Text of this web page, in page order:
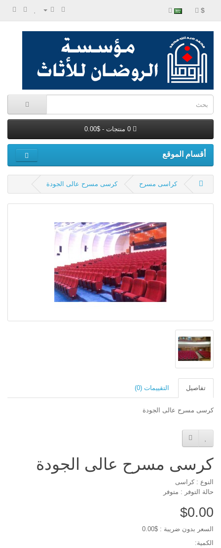
$
0 منتجات - $0.00
أقسام الموقع
كراسى مسرح كرسى مسرح عالى الجودة
تفاصيل التقييمات (0)
كرسى مسرح عالى الجودة
كرسى مسرح عالى الجودة
النوع : كراسى
حالة التوفر : متوفر
$0.00
السعر بدون ضريبة : $0.00
الكمية: